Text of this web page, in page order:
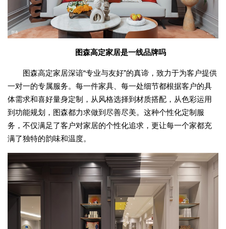
图森高定家居是一线品牌吗
图森高定家居深谙“专业与友好”的真谛，致力于为客户提供
一对一的专属服务。每一件家具、每一处细节都根据客户的具
体需求和喜好量身定制，从风格选择到材质搭配，从色彩运用
到功能规划，图森都力求做到尽善尽美。这种个性化定制服
务，不仅满足了客户对家居的个性化追求，更让每一个家都充
满了独特的韵味和温度。